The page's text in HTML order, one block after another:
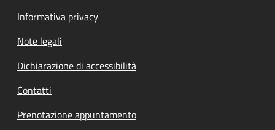
Informativa privacy
Note legali
Dichiarazione di accessibilità
Contatti
Prenotazione appuntamento